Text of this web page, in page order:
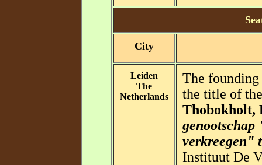
City
Leiden
The
Netherlands
The founding
the title of
Thobokholt,
verkreegen"
Instituut De